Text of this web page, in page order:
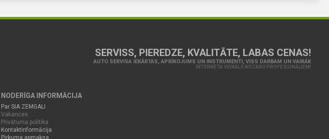
SERVISS, PIEREDZE, KVALITĀTE, LABAS CENAS!
AUTO SERVISA IEKĀRTAS, APRĪKOJUMS UN INSTRUMENTI, VISS DARBAM UN VAIRĀK
INTERNETA VEIKALS NOZARU PROFESIONĀĻIEM!
NODERĪGA INFORMĀCIJA
Par SIA ZEMGALI
Vakances
Privātuma politika
Kontaktinformācija
Pirkuma apmaksa